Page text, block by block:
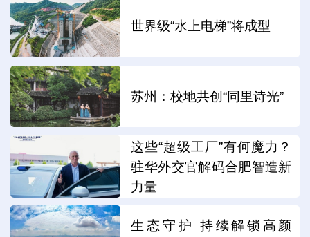
世界级“水上电梯”将成型
苏州：校地共创“同里诗光”
这些“超级工厂”有何魔力？
驻华外交官解码合肥智造新
力量
生态守护 持续解锁高颜